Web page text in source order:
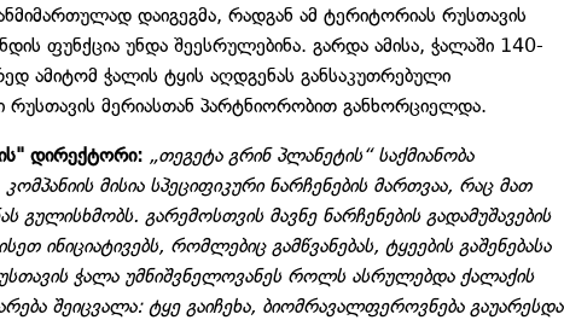
დაიგეგმა, რადგან ამ ტერიტორიას რუსთავის
ფუნქცია უნდა შეესრულებინა. გარდა ამისა, ჭალაში 140-
ამიტომ ჭალის ტყის აღდგენას განსაკუთრებული
რუსთავის მერიასთან პარტნიორობით განხორციელდა.
დირექტორი: „თეგეტა გრინ პლანეტის“ საქმიანობა
მისია სპეციფიკური ნარჩენების მართვაა, რაც მათ
გულისხმობს. გარემოსთვის მავნე ნარჩენების გადამუშავების
ინიციატივებს, რომლებიც გამწვანებას, ტყეების გაშენებასა
ჭალა უმნიშვნელოვანეს როლს ასრულებდა ქალაქის
შეიცვალა: ტყე გაიჩეხა, ბიომრავალფეროვნება გაუარესდა